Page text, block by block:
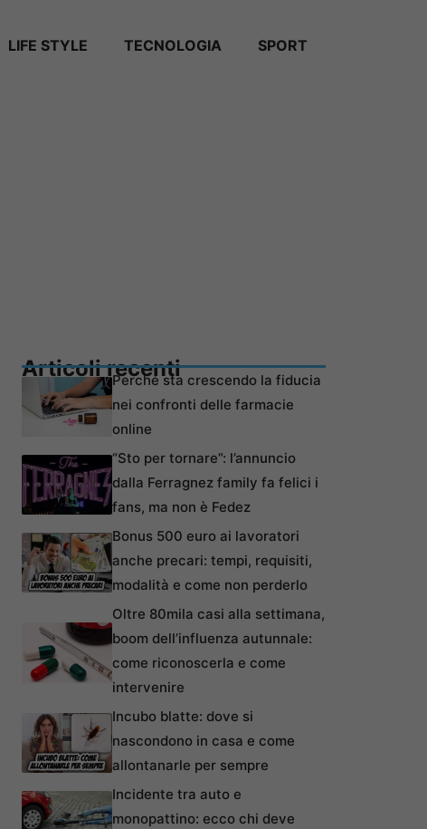
LIFE STYLE TECNOLOGIA SPORT
Articoli recentiPerché sta crescendo la fiducia
nei confronti delle farmacie
online
“Sto per tornare”: l’annuncio
dalla Ferragnez family fa felici i
fans, ma non è Fedez
Bonus 500 euro ai lavoratori
anche precari: tempi, requisiti,
modalità e come non perderlo
Oltre 80mila casi alla settimana,
boom dell’influenza autunnale:
come riconoscerla e come
intervenire
Incubo blatte: dove si
nascondono in casa e come
allontanarle per sempre
Incidente tra auto e
monopattino: ecco chi deve